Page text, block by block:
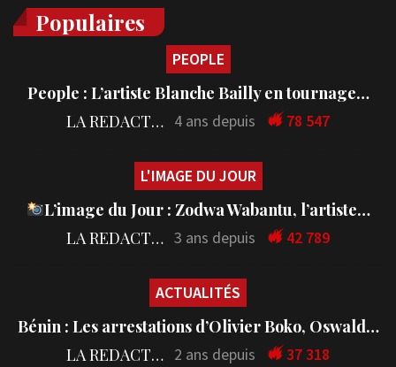
Populaires
PEOPLE
People : L’artiste Blanche Bailly en tournage…
LA REDACTION 4 ans depuis 78 547
L'IMAGE DU JOUR
L’image du Jour : Zodwa Wabantu, l’artiste…
LA REDACTION 3 ans depuis 42 789
ACTUALITÉS
Bénin : Les arrestations d’Olivier Boko, Oswald…
LA REDACTION 2 ans depuis 37 318